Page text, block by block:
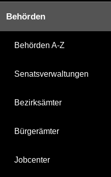
Behörden
Behörden A-Z
Senatsverwaltungen
Bezirksämter
Bürgerämter
Jobcenter